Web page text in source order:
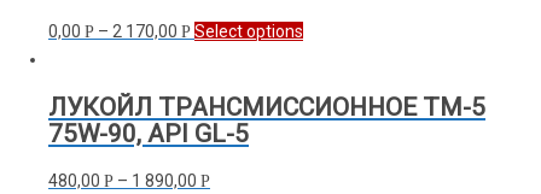
0,00 Р – 2 170,00 Р Select options
ЛУКОЙЛ ТРАНСМИССИОННОЕ ТМ-5
75W-90, API GL-5
480,00 Р – 1 890,00 Р